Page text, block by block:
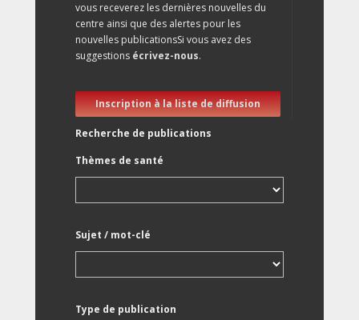
vous receverez les dernières nouvelles du
centre ainsi que des alertes pour les
nouvelles publicationsSi vous avez des
suggestions écrivez-nous.
Inscription à la liste de diffusion
Recherche de publications
Thèmes de santé
Sujet / mot-clé
Type de publication